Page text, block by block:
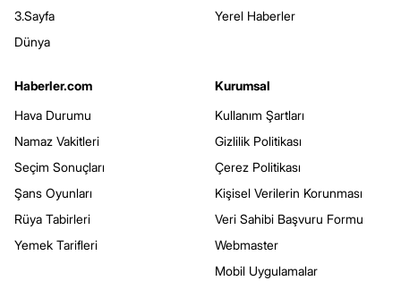
3.Sayfa
Dünya
Yerel Haberler
Haberler.com
Hava Durumu
Namaz Vakitleri
Seçim Sonuçları
Şans Oyunları
Rüya Tabirleri
Yemek Tarifleri
Kurumsal
Kullanım Şartları
Gizlilik Politikası
Çerez Politikası
Kişisel Verilerin Korunması
Veri Sahibi Başvuru Formu
Webmaster
Mobil Uygulamalar